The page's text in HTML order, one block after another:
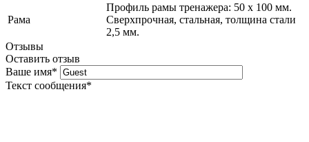
Рама
Профиль рамы тренажера: 50 х 100 мм.
Сверхпрочная, стальная, толщина стали
2,5 мм.
Отзывы
Оставить отзыв
Ваше имя*
Текст сообщения*